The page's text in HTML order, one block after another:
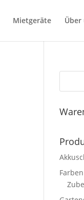
Mietgeräte Über